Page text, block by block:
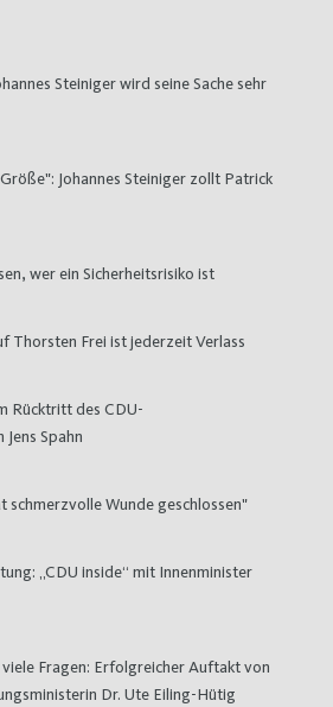
Steiniger wird seine Sache sehr
Johannes Steiniger zollt Patrick
wer ein Sicherheitsrisiko ist
Thorsten Frei ist jederzeit Verlass
Rücktritt des CDU-
Spahn
schmerzvolle Wunde geschlossen"
„CDU inside“ mit Innenminister
Fragen: Erfolgreicher Auftakt von
Dr. Ute Eiling-Hütig